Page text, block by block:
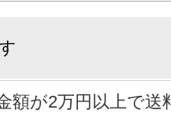
額が2万円以上で送